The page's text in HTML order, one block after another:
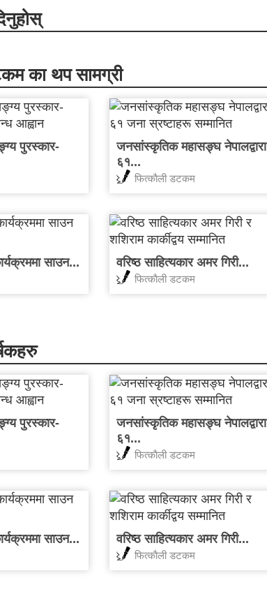
का थप सामग्री
पुरस्कार-
जनसांस्कृतिक महासङ्घ नेपालद्वारा
६१...
फित्काैली डटकम
साउन... वरिष्ठ साहित्यकार अमर गिरी...
फित्काैली डटकम
पुरस्कार-
जनसांस्कृतिक महासङ्घ नेपालद्वारा
६१...
फित्काैली डटकम
साउन... वरिष्ठ साहित्यकार अमर गिरी...
फित्काैली डटकम